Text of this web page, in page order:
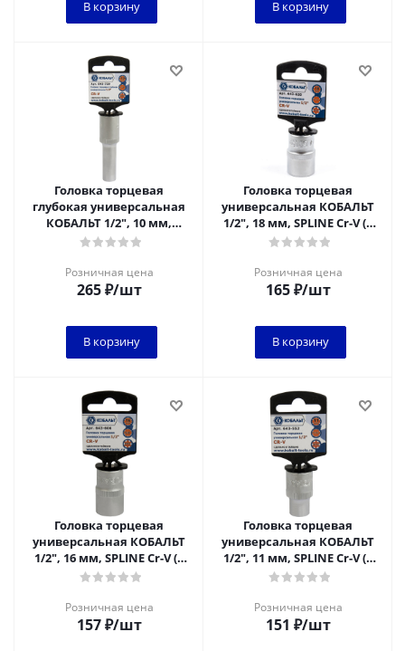
В корзину В корзину
Головка торцевая
глубокая универсальная
КОБАЛЬТ 1/2", 10 мм,
SPLINE Cr-V (1 шт.) подвес
Розничная цена
265₽/шт
В корзину
Головка торцевая
универсальная КОБАЛЬТ
1/2", 18 мм, SPLINE Cr-V (1
шт.) подвес
Розничная цена
165₽/шт
В корзину
Головка торцевая
универсальная КОБАЛЬТ
1/2", 16 мм, SPLINE Cr-V (1
шт.) подвес
Розничная цена
157₽/шт
Головка торцевая
универсальная КОБАЛЬТ
1/2", 11 мм, SPLINE Cr-V (1
шт.) подвес
Розничная цена
151 ₽/шт